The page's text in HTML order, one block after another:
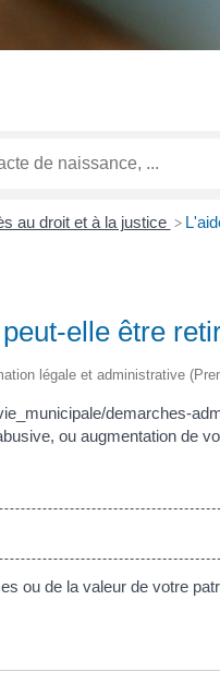
au droit et à la justice >
elle être
légale et administrative
demarches-
ou augmentation de
ou de la valeur de votre